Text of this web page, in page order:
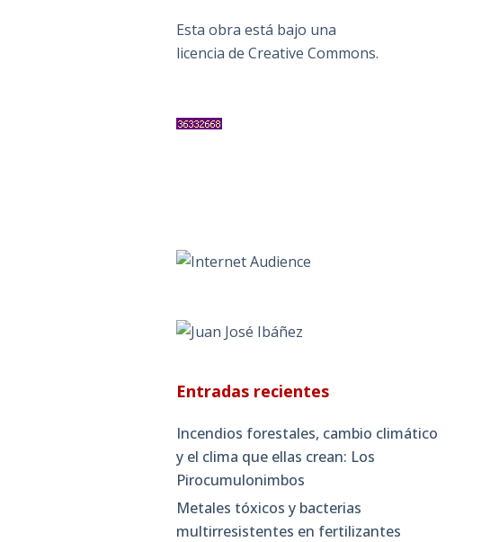
Esta obra está bajo una
licencia de Creative Commons.
Entradas recientes
Incendios forestales, cambio climático
y el clima que ellas crean: Los
Pirocumulonimbos
Metales tóxicos y bacterias
multirresistentes en fertilizantes